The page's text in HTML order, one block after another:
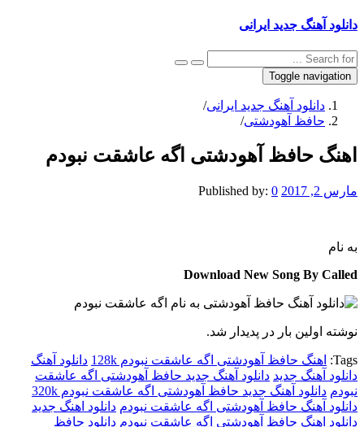
دانلود آهنگ جدید ایرانی
Toggle navigation
دانلود آهنگ جدید ایرانی/
حافظ آهودشتی/
اهنگ حافظ آهودشتی اگه عاشقت نبودم
مارس 2, 2017 Published by: 0
به نام
Download New Song By Called
نوشته اولین بار در پدیدار شد.
Tags: اهنگ حافظ آهودشتی اگه عاشقت نبودم 128k
دانلود آهنگ
دانلود آهنگ جدید دانلود آهنگ جدید حافظ آهودشتی اگه عاشقت
نبودم دانلود آهنگ جدید حافظ آهودشتی اگه عاشقت نبودم 320k
دانلود آهنگ حافظ آهودشتی اگه عاشقت نبودم دانلود اهنگ جدید
دانلود اهنگ حافظ آهودشتی اگه عاشقت نبودم دانلود حافظ